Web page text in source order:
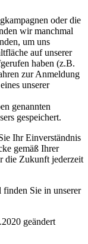
oder die
wir manchmal
um uns
auf unserer
haben (z.B.
zur Anmeldung
unserer
genannten
gespeichert.
Ihr Einverständnis
gemäß Ihrer
die Zukunft jederzeit
Sie in unserer
geändert